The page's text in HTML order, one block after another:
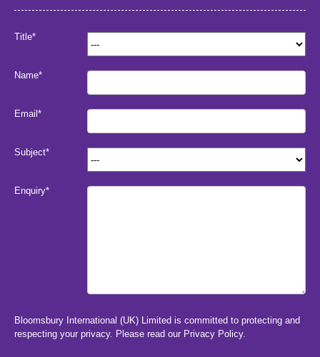
Title*
Name*
Email*
Subject*
Enquiry*
Bloomsbury International (UK) Limited is committed to protecting and
respecting your privacy. Please read our Privacy Policy.